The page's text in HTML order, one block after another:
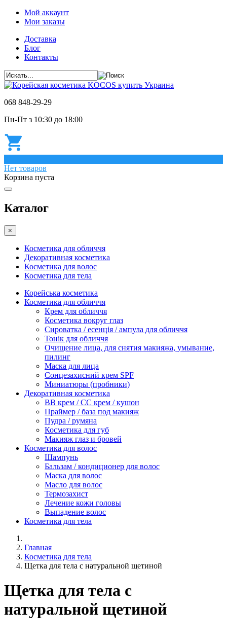
Мой аккаунт
Мои заказы
Доставка
Блог
Контакты
068 848-29-29
Пн-Пт з 10:30 до 18:00
Нет товаров
Корзина пуста
Каталог
×
Косметика для обличчя
Декоративная косметика
Косметика для волос
Косметика для тела
Корейська косметика
Косметика для обличчя
Крем для обличчя
Косметика вокруг глаз
Сироватка / есенція / ампула для обличчя
Тонік для обличчя
Очищение лица, для снятия макияжа, умывание,
пилинг
Маска для лица
Сонцезахисний крем SPF
Миниатюры (пробники)
Декоративная косметика
ВВ крем / СС крем / кушон
Праймер / база под макияж
Пудра / румяна
Косметика для губ
Макияж глаз и бровей
Косметика для волос
Шампунь
Бальзам / кондиционер для волос
Маска для волос
Масло для волос
Термозахист
Лечение кожи головы
Выпадение волос
Косметика для тела
Главная
Косметика для тела
Щетка для тела с натуральной щетиной
Щетка для тела с
натуральной щетиной